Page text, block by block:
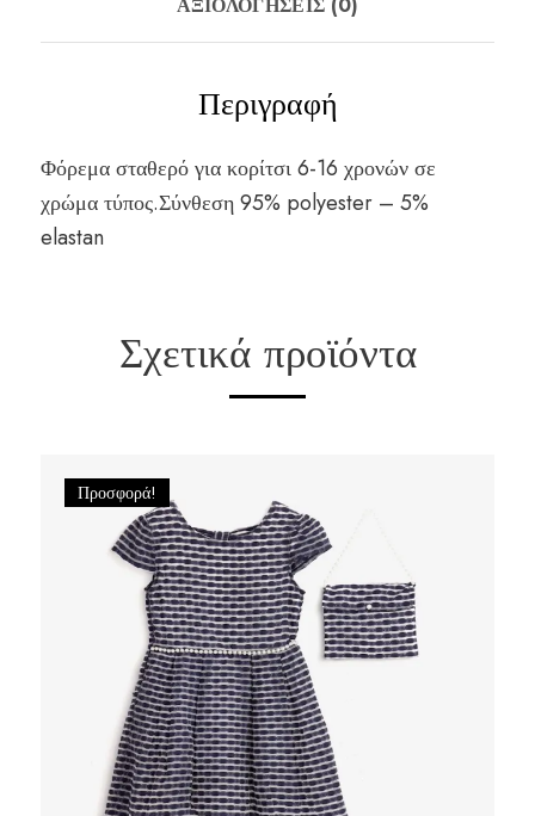
ΑΞΙΟΛΟΓΉΣΕΙΣ (0)
Περιγραφή
Φόρεμα σταθερό για κορίτσι 6-16 χρονών σε
χρώμα τύπος.Σύνθεση 95% polyester – 5%
elastan
Σχετικά προϊόντα
Προσφορά!